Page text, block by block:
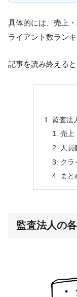
具体的には、売上
ライアント数ラン
記事を読み終える
監査法
売上
人員
クラ
まと
監査法人の